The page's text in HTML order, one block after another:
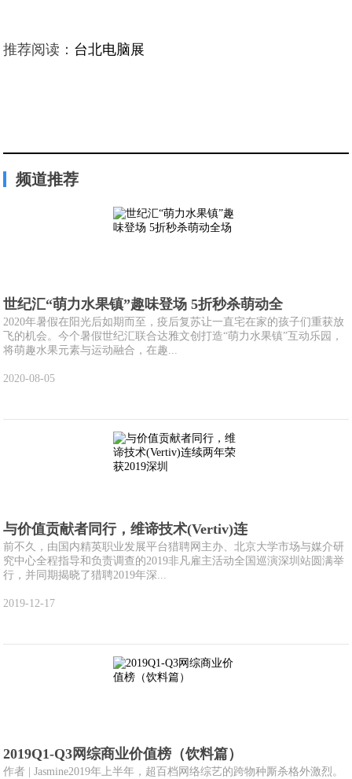
推荐阅读： 台北电脑展
频道推荐
世纪汇“萌力水果镇”趣味登场 5折秒杀萌动全
2020年暑假在阳光后如期而至，疫后复苏让一直宅在家的孩子们重获放
飞的机会。今个暑假世纪汇联合达雅文创打造“萌力水果镇”互动乐园，
将萌趣水果元素与运动融合，在趣...
2020-08-05
与价值贡献者同行，维谛技术(Vertiv)连
前不久，由国内精英职业发展平台猎聘网主办、北京大学市场与媒介研
究中心全程指导和负责调查的2019非凡雇主活动全国巡演深圳站圆满举
行，并同期揭晓了猎聘2019年深...
2019-12-17
2019Q1-Q3网综商业价值榜（饮料篇）
作者 | Jasmine2019年上半年，超百档网络综艺的跨物种厮杀格外激烈。